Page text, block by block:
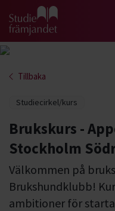
Gå till studiefrämjandets
Tillbaka
Studiecirkel/kurs
Brukskurs -
Stockholm
Välkommen på
Brukshundklubb!
ambitioner för